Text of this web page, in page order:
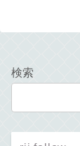
検索